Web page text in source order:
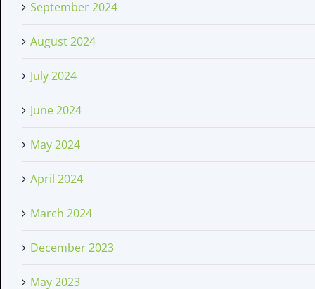
September 2024
August 2024
July 2024
June 2024
May 2024
April 2024
March 2024
December 2023
May 2023